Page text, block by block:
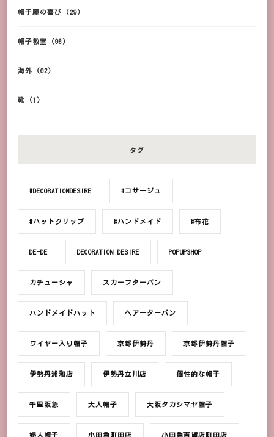
帽子屋の喜び (29)
帽子教室 (98)
海外 (62)
靴 (1)
タグ
#DECORATIONDESIRE #コサージュ
#ハットクリップ #ハンドメイド #布花
DE-DE DECORATION DESIRE POPUPSHOP
カチューシャ スカーフターバン
ハンドメイドハット ヘアーターバン
ワイヤー入り帽子 京都伊勢丹 京都伊勢丹帽子
伊勢丹浦和店 伊勢丹立川店 個性的な帽子
千里阪急 大人帽子 大阪タカシマヤ帽子
婦人帽子 小田急町田店 小田急百貨店町田店